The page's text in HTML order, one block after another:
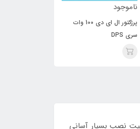
ناموجود
پرژکتور ال ای دی 100 وات
سری DPS
نصب بسیار آسانی